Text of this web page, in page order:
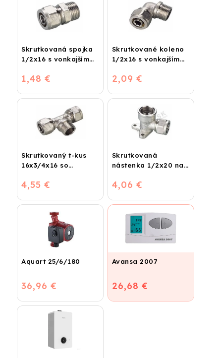
Skrutkovaná spojka
1/2x16 s vonkajším
1,48 €
Skrutkované koleno
1/2x16 s vonkajším
2,09 €
Skrutkovaný t-kus
16x3/4x16 so
4,55 €
Skrutkovaná
nástenka 1/2x20 na
4,06 €
Aquart 25/6/180
36,96 €
Avansa 2007
26,68 €